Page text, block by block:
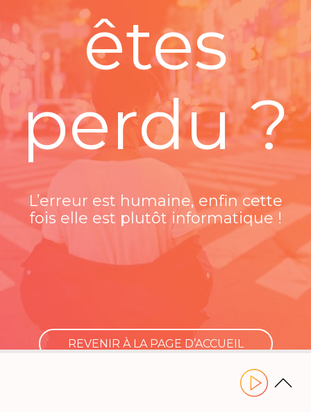
êtes
perdu ?
L’erreur est humaine, enfin cette
fois elle est plutôt informatique !
REVENIR À LA PAGE D’ACCUEIL